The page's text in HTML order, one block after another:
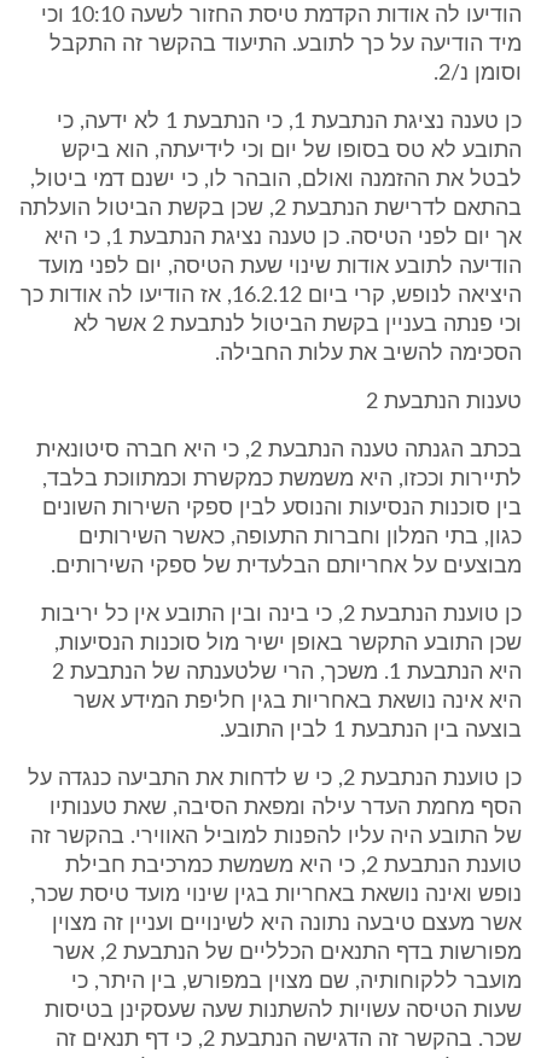
הודיעו לה אודות הקדמת טיסת החזור לשעה 10:10 וכי
מיד הודיעה על כך לתובע. התיעוד בהקשר זה התקבל
וסומן נ/2.
כן טענה נציגת הנתבעת 1, כי הנתבעת 1 לא ידעה, כי
התובע לא טס בסופו של יום וכי לידיעתה, הוא ביקש
לבטל את ההזמנה ואולם, הובהר לו, כי ישנם דמי ביטול,
בהתאם לדרישת הנתבעת 2, שכן בקשת הביטול הועלתה
אך יום לפני הטיסה. כן טענה נציגת הנתבעת 1, כי היא
הודיעה לתובע אודות שינוי שעת הטיסה, יום לפני מועד
היציאה לנופש, קרי ביום 16.2.12, אז הודיעו לה אודות כך
וכי פנתה בעניין בקשת הביטול לנתבעת 2 אשר לא
הסכימה להשיב את עלות החבילה.
טענות הנתבעת 2
בכתב הגנתה טענה הנתבעת 2, כי היא חברה סיטונאית
לתיירות וככזו, היא משמשת כמקשרת וכמתווכת בלבד,
בין סוכנות הנסיעות והנוסע לבין ספקי השירות השונים
כגון, בתי המלון וחברות התעופה, כאשר השירותים
מבוצעים על אחריותם הבלעדית של ספקי השירותים.
כן טוענת הנתבעת 2, כי בינה ובין התובע אין כל יריבות
שכן התובע התקשר באופן ישיר מול סוכנות הנסיעות,
היא הנתבעת 1. משכך, הרי שלטענתה של הנתבעת 2
היא אינה נושאת באחריות בגין חליפת המידע אשר
בוצעה בין הנתבעת 1 לבין התובע.
כן טוענת הנתבעת 2, כי ש לדחות את התביעה כנגדה על
הסף מחמת העדר עילה ומפאת הסיבה, שאת טענותיו
של התובע היה עליו להפנות למוביל האווירי. בהקשר זה
טוענת הנתבעת 2, כי היא משמשת כמרכיבת חבילת
נופש ואינה נושאת באחריות בגין שינוי מועד טיסת שכר,
אשר מעצם טיבעה נתונה היא לשינויים ועניין זה מצוין
מפורשות בדף התנאים הכלליים של הנתבעת 2, אשר
מועבר ללקוחותיה, שם מצוין במפורש, בין היתר, כי
שעות הטיסה עשויות להשתנות שעה שעסקינן בטיסות
שכר. בהקשר זה הדגישה הנתבעת 2, כי דף תנאים זה